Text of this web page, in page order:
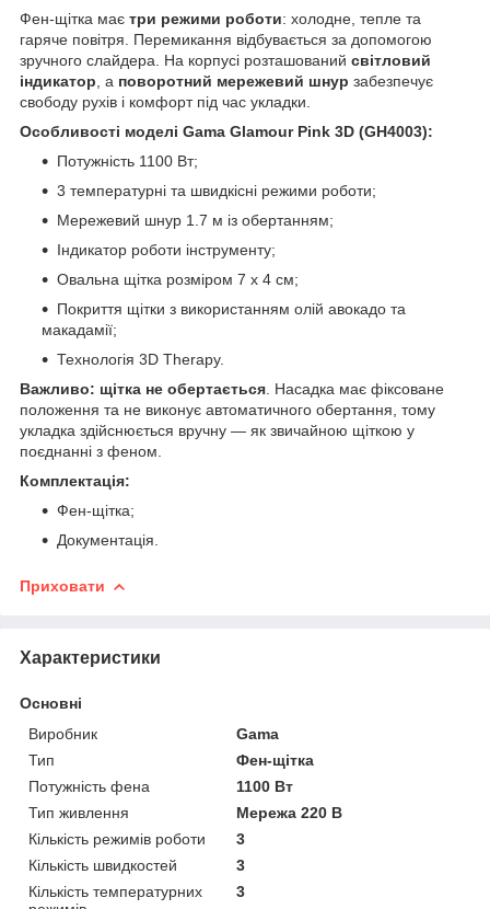
Фен-щітка має три режими роботи: холодне, тепле та
гаряче повітря. Перемикання відбувається за допомогою
зручного слайдера. На корпусі розташований світловий
індикатор , а поворотний мережевий шнур забезпечує
свободу рухів і комфорт під час укладки.
Особливості моделі Gama Glamour Pink 3D (GH4003):
Потужність 1100 Вт;
3 температурні та швидкісні режими роботи;
Мережевий шнур 1.7 м із обертанням;
Індикатор роботи інструменту;
Овальна щітка розміром 7 x 4 см;
Покриття щітки з використанням олій авокадо та
макадамії;
Технологія 3D Therapy.
Важливо: щітка не обертається . Насадка має фіксоване
положення та не виконує автоматичного обертання, тому
укладка здійснюється вручну — як звичайною щіткою у
поєднанні з феном.
Комплектація:
Фен-щітка;
Документація.
Приховати
Характеристики
Основні
Виробник
Gama
Тип
Фен-щітка
Потужність фена
1100 Вт
Тип живлення
Мережа 220 В
Кількість режимів роботи
3
Кількість швидкостей
3
Кількість температурних
3